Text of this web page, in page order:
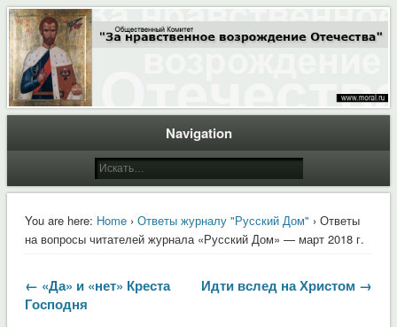
Moral.Ru
Общественный Комитет "За нравственное возрождение Отечества"
Navigation
You are here: Home› Ответы журналу "Русский Дом" › Ответы
на вопросы читателей журнала «Русский Дом» — март 2018 г.
← «Да» и «нет» Креста
Господня
Идти вслед на Христом →